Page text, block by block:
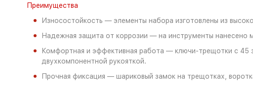
Преимущества
Износостойкость — элементы набора изготовлены из
Надежная защита от коррозии — на инструменты нанесено
Комфортная и эффективная работа — ключи-трещотки с 45
двухкомпонентной рукояткой.
Прочная фиксация — шариковый замок на трещотках,